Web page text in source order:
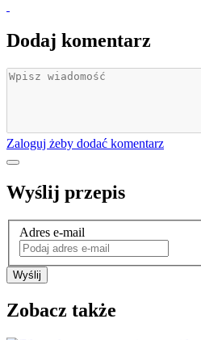
Dodaj komentarz
Zaloguj żeby dodać komentarz
Wyślij przepis
Adres e-mail
Wyślij
Zobacz także